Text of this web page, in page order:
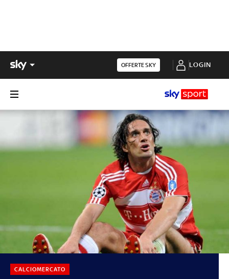
OFFERTE SKY LOGIN
CALCIOMERCATO